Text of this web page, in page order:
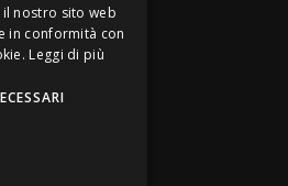
nostro sito web
in conformità con
Leggi di più